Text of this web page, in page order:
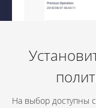
На выбор доступны